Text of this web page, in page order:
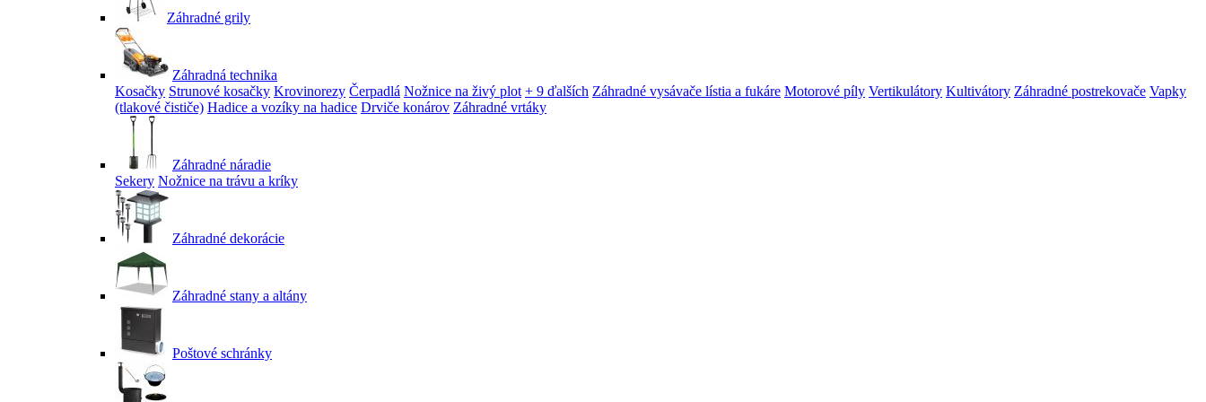
Záhradné grily
Záhradná technika
Kosačky Strunové kosačky Krovinorezy Čerpadlá Nožnice na živý plot + 9 ďalších Záhradné vysávače lístia a fukáre Motorové píly Vertikulátory Kultivátory Záhradné postrekovače Vapky
(tlakové čističe) Hadice a vozíky na hadice Drviče konárov Záhradné vrtáky
Záhradné náradie
Sekery Nožnice na trávu a kríky
Záhradné dekorácie
Záhradné stany a altány
Poštové schránky